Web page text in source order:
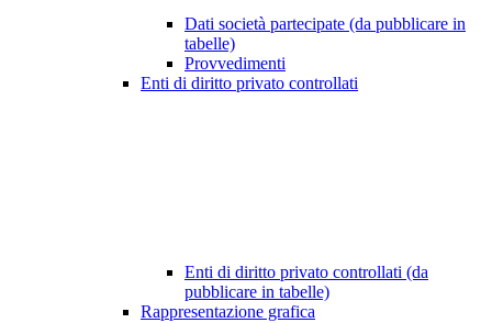
Dati società partecipate (da pubblicare in
tabelle)
Provvedimenti
Enti di diritto privato controllati
Enti di diritto privato controllati (da
pubblicare in tabelle)
Rappresentazione grafica